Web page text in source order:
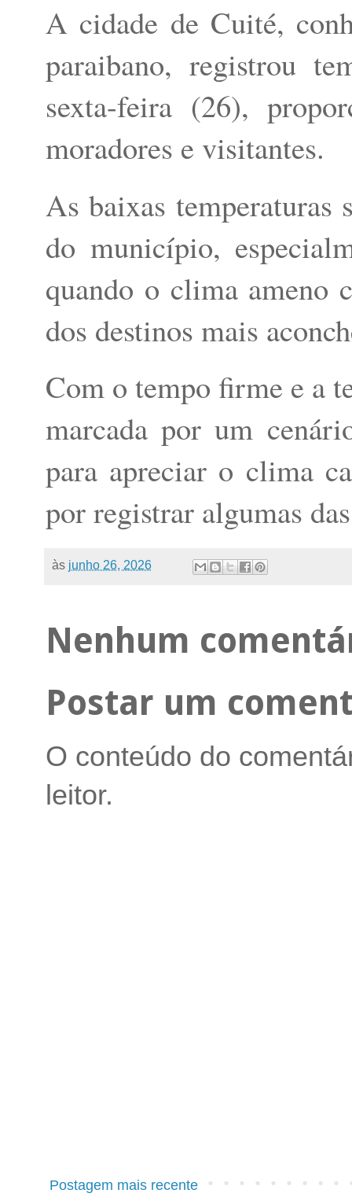
A cidade de Cuité,
paraibano, registrou
sexta-feira (26),
moradores e visitantes.
As baixas temperaturas
do município,
quando o clima ameno
dos destinos mais
Com o tempo firme e a
marcada por um
para apreciar o clima
por registrar algumas
às junho 26, 2026
Nenhum
Postar um
O conteúdo do
leitor.
Postagem mais recente